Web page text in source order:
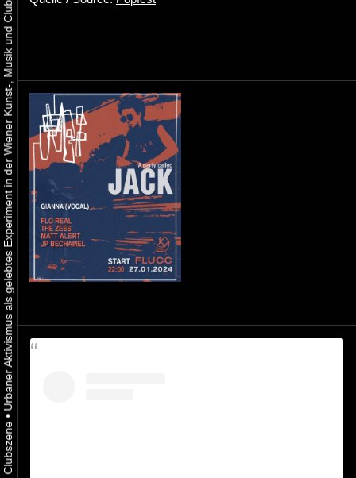
•
Urbaner Aktivismus als gelebtes Experiment in der Wiener Kunst-, Musik und Clubszene